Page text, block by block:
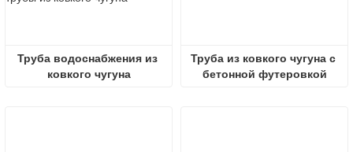
Труба водоснабжения из
ковкого чугуна
Труба из ковкого чугуна с
бетонной футеровкой